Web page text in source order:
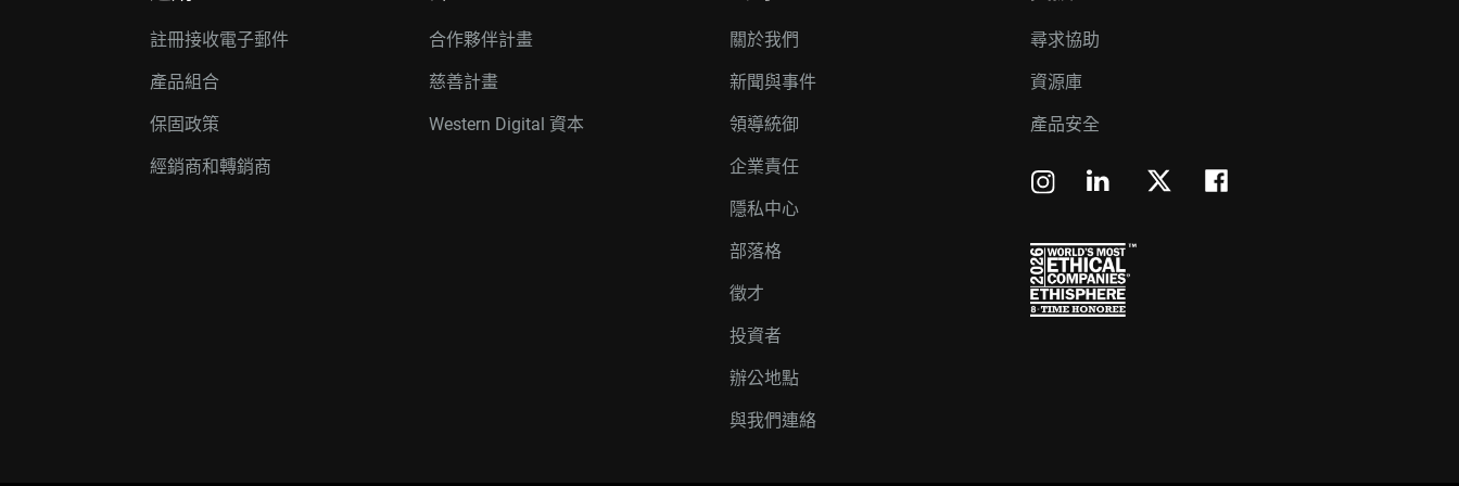
註冊接收電子郵件
產品組合
保固政策
經銷商和轉銷商
合作夥伴計畫
慈善計畫
Western Digital 資本
關於我們
新聞與事件
領導統御
企業責任
隱私中心
部落格
徵才
投資者
辦公地點
與我們連絡
尋求協助
資源庫
產品安全